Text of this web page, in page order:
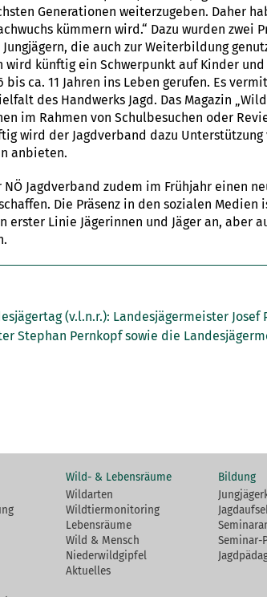
Generationen weiterzugeben. Daher
kümmern wird.“ Dazu wurden zwei
die auch zur Weiterbildung
künftig ein Schwerpunkt auf Kinder
bis ca. 11 Jahren ins Leben gerufen. Es
des Handwerks Jagd. Das Magazin
im Rahmen von Schulbesuchen oder
wird der Jagdverband dazu
anbieten.
Jagdverband zudem im Frühjahr einen
Die Präsenz in den sozialen
Linie Jägerinnen und Jäger an, aber
(v.l.n.r.): Landesjägermeister
Stephan Pernkopf sowie die
Wild- & Lebensräume
Wildarten
Wildtiermonitoring
Lebensräume
Wild & Mensch
Niederwildgipfel
Aktuelles
Bildung
Seminar-